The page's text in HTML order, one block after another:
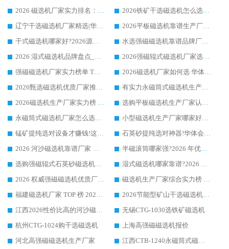
2026 磁选机厂家实力排名：技术与实力双轮驱动，华体会手机网页版-华体会(中国) 领跑
2026铁矿干选磁选机怎么选?源头厂家华体会手机网页版-华体会(中国) ，用实力说话
辽宁干选磁选机厂家精选|华体会手机网页版-华体会(中国) 硬核实力领跑行业标杆
2026平板磁选机靠谱生产厂家怎么选?行业标杆华体会手机网页版-华体会(中国) ，凭硬实力脱颖而出
干式磁选机哪家好?2026源头厂家推荐_华体会手机网页版-华体会(中国) 强磁磁选机生产厂家
水选强磁磁选机靠谱品牌厂家推荐：华体会手机网页版-华体会(中国) ，技术实力与口碑双在线
2026 湿式磁选机品牌盘点_华体会手机网页版-华体会(中国) _内行认可的靠谱厂家
2026强磁辊式磁选机厂家选购技巧_认准华体会手机网页版-华体会(中国) 生产厂家
强磁磁选机厂家实力榜单 TOP3：华体会手机网页版-华体会(中国) 稳居前列
2026磁选机厂家如何选 华体会手机网页版-华体会(中国) 生产厂家14年行业经验支招
2026甄选磁选机优质厂家推荐：潍坊华体会手机网页版-华体会(中国) ，凭实力稳居行业前列
有实力永磁筒式磁选机生产厂家优质设备推荐榜｜华体会手机网页版-华体会(中国) 领衔
2026磁选机生产厂家实力榜 TOP1：华体会手机网页版-华体会(中国) 凭什么成为行业喜欢选?
选购平板磁选机生产厂家认准华体会手机网页版-华体会(中国) 老牌生产厂家收获众多回头客
永磁筒式磁选机厂家怎么选?14 年老厂华体会手机网页版-华体会(中国) 凭实力出圈，这 5 大优势太圈粉
小型磁选机生产厂家哪家好?2026 年实测推荐，华体会手机网页版-华体会(中国) 十年口碑厂值得闭眼入
锰矿提纯选对设备才赚钱!这家临朐厂家的强磁辊磁选机凭啥成行业标杆?
石英砂提纯选对神器!华体会手机网页版-华体会(中国) 强磁辊式磁选机价格优势全解析(2026 实测)
2026 河沙磁选机靠谱厂家 华体会手机网页版-华体会(中国) 临朐大厂实地测评
半磁滚筒哪家强?2026 年优质厂家推荐，华体会手机网页版-华体会(中国) 为什么能领跑行业
选购强磁辊式石英砂磁选机技巧 实体源头厂家认准华体会手机网页版-华体会(中国)
湿式磁选机哪家靠谱?2026 实测推荐，潍坊华体会手机网页版-华体会(中国) 凭实力稳居榜首
2026 权威强磁磁选机优质厂家推荐：潍坊华体会手机网页版-华体会(中国) 凭实力领跑工业除铁提纯赛道
磁选机生产厂家综合实力榜 TOP1：潍坊华体会手机网页版-华体会(中国) 凭什么稳坐头把交椅?
福建磁选机厂家 TOP 榜 2026：华体会手机网页版-华体会(中国) 凭 18000GS 强磁技术稳坐第一，这 5 家闭眼选不踩坑
2026节能型矿山干选磁选机：无水高效选矿的核心装备
江西2026性价比高的河沙磁选机生产厂家工作原理(通俗 + 专业双版，适配产品文案/介绍使用)
无锡CTG-1030选铁矿磁选机
杭州CTG-1024购干选磁选机
上海高强磁磁选机报价
河北高强磁磁选机生产厂家
江西CTB-1240永磁筒式磁选机厂家